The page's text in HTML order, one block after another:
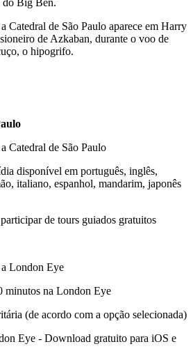
do Big Ben.
Catedral de São Paulo aparece em Harry
de Azkaban, durante o voo de
o hipogrifo.
Catedral de São Paulo
disponível em português, inglês,
italiano, espanhol, mandarim, japonês
de tours guiados gratuitos
London Eye
minutos na London Eye
(de acordo com a opção selecionada)
Eye - Download gratuito para iOS e